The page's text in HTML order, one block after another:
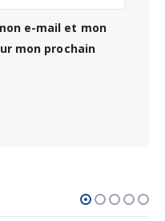
e-mail et mon
mon prochain